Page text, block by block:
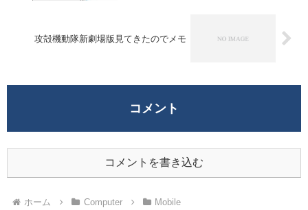
攻殻機動隊新劇場版見てきたのでメモ
コメント
コメントを書き込む
ホーム Computer Mobile